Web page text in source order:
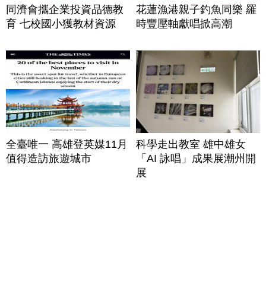
同濟會攜企業投資品德教
育 七校國小獲教材資源
花蓮漁港親子釣魚同樂 羅
時豐壓軸獻唱掀高潮
全臺唯一 高雄登英媒11月
值得造訪旅遊城市
科學走出教室 雄中雄女
「AI 詠唱」成果展潮州開
展